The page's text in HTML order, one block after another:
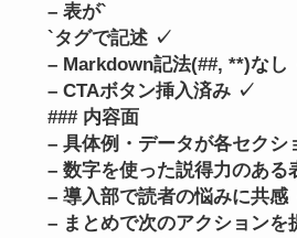
– 表が`
`タグで記述 ✓
– Markdown記法(##, **)な
– CTAボタン挿入済み ✓
### 内容面
– 具体例・データが各セク
– 数字を使った説得力のあ
– 導入部で読者の悩みに共
– まとめで次のアクション